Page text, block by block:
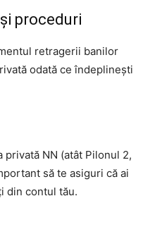
proceduri
retragerii banilor
odată ce îndeplinești
NN (atât Pilonul 2,
să te asiguri că ai
din contul tău.